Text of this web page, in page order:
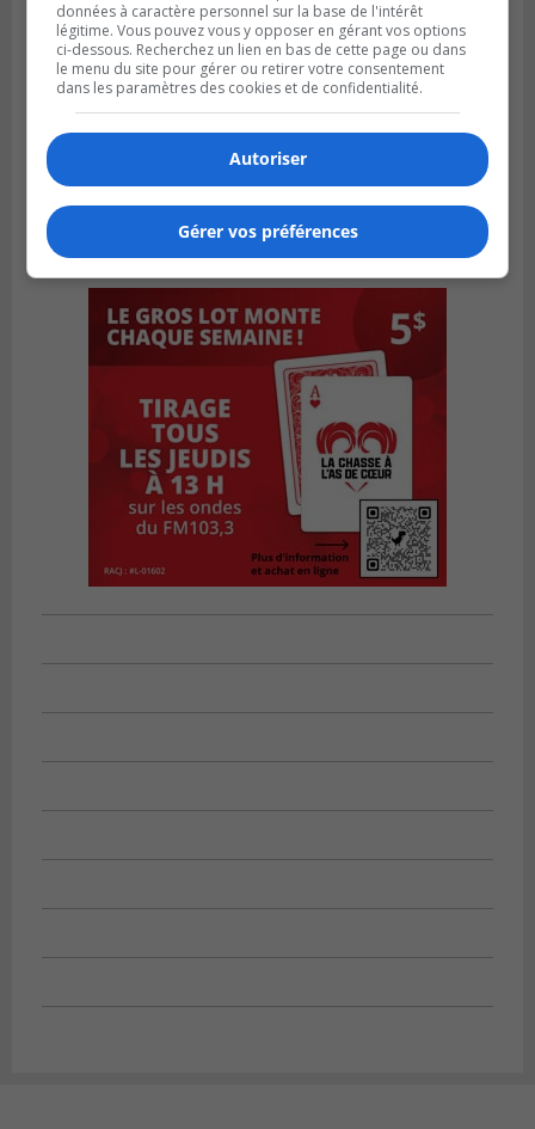
données à caractère personnel sur la base de l'intérêt
légitime. Vous pouvez vous y opposer en gérant vos options
ci-dessous. Recherchez un lien en bas de cette page ou dans
le menu du site pour gérer ou retirer votre consentement
dans les paramètres des cookies et de confidentialité.
Autoriser
Gérer vos préférences